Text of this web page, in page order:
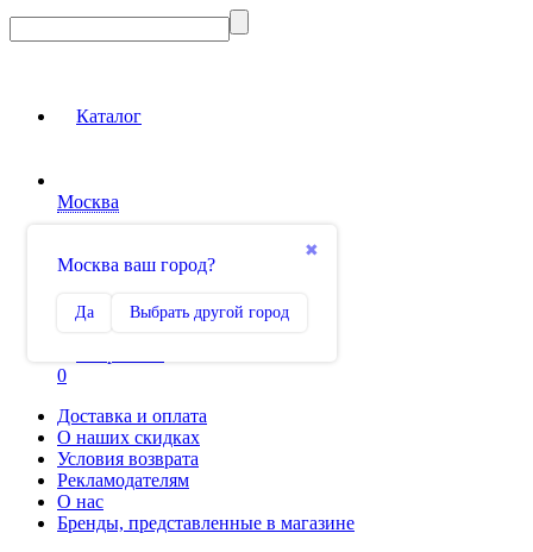
Каталог
Москва
✖
Москва ваш город?
Да Выбрать другой город
Сравнение
0
Доставка и оплата
О наших скидках
Условия возврата
Рекламодателям
О нас
Бренды, представленные в магазине